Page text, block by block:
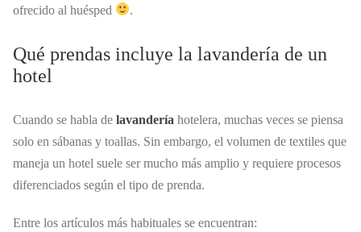
ofrecido al huésped
.
Qué prendas incluye la lavandería de un
hotel
Cuando se habla de lavandería hotelera, muchas veces se piensa
solo en sábanas y toallas. Sin embargo, el volumen de textiles que
maneja un hotel suele ser mucho más amplio y requiere procesos
diferenciados según el tipo de prenda.
Entre los artículos más habituales se encuentran: